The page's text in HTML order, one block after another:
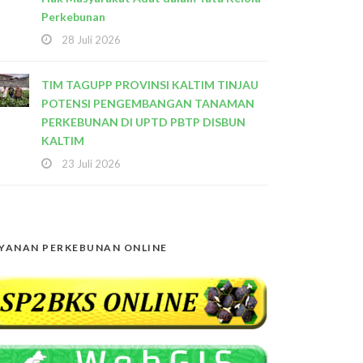
Perkebunan
28 Juli 2026
TIM TAGUPP PROVINSI KALTIM TINJAU
POTENSI PENGEMBANGAN TANAMAN
PERKEBUNAN DI UPTD PBTP DISBUN
KALTIM
23 Juli 2026
PERKEBUNAN ONLINE